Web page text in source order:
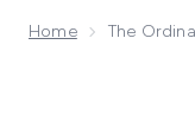
Home The